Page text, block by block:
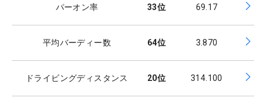
パーオン率 33位 69.17
平均バーディー数 64位 3.870
ドライビングディスタンス 20位 314.100